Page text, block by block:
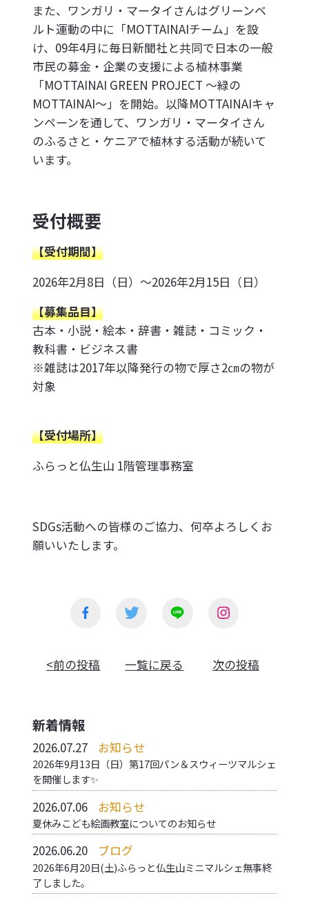
また、ワンガリ・マータイさんはグリーンベ
ルト運動の中に「MOTTAINAIチーム」を設
け、09年4月に毎日新聞社と共同で日本の一般
市民の募金・企業の支援による植林事業
「MOTTAINAI GREEN PROJECT ～緑の
MOTTAINAI～」を開始。以降MOTTAINAIキャ
ンペーンを通して、ワンガリ・マータイさん
のふるさと・ケニアで植林する活動が続いて
います。
受付概要
【受付期間】
2026年2月8日（日）～2026年2月15日（日）
【募集品目】
古本・小説・絵本・辞書・雑誌・コミック・
教科書・ビジネス書
※雑誌は2017年以降発行の物で厚さ2㎝の物が
対象
【受付場所】
ふらっと仏生山 1階管理事務室
SDGs活動への皆様のご協力、何卒よろしくお
願いいたします。
<前の投稿 一覧に戻る 次の投稿
新着情報
2026.07.27 お知らせ
2026年9月13日（日）第17回パン＆スウィーツマルシェ
を開催します✨
2026.07.06 お知らせ
夏休みこども絵画教室についてのお知らせ
2026.06.20 ブログ
2026年6月20日(土)ふらっと仏生山ミニマルシェ無事終
了しました。